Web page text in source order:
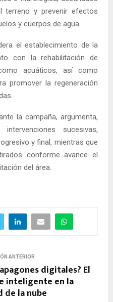
terreno y prevenir efectos
y cuerpos de agua.
el establecimiento de la
con la rehabilitación de
acuáticos, así como
promover la regeneración
la campaña, argumenta,
sucesivas,
y final, mientras que
conforme avance el
del área.
ANTERIOR
digitales? El
inteligente en la
la nube